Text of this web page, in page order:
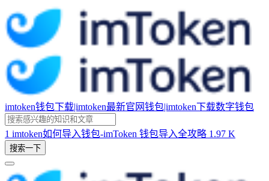
imtoken钱包下载|imtoken最新官网钱包|imtoken下载数字钱包
1 imtoken如何导入钱包-imToken 钱包导入全攻略 1.97 K
搜索一下